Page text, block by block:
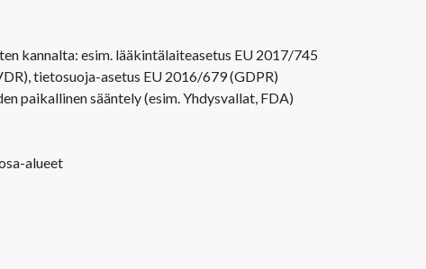
kannalta: esim. lääkintälaiteasetus EU 2017/745
tietosuoja-asetus EU 2016/679 (GDPR)
paikallinen sääntely (esim. Yhdysvallat, FDA)
alueet